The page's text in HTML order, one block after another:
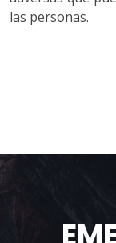
las personas.